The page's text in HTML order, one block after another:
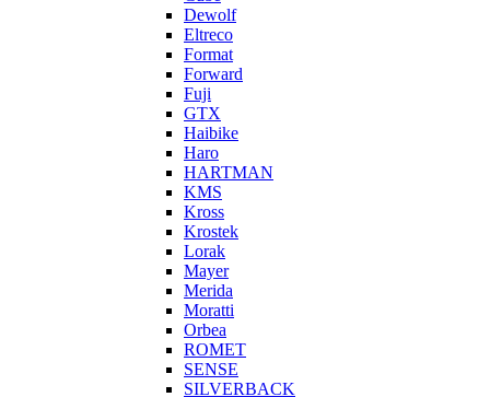
Dewolf
Eltreco
Format
Forward
Fuji
GTX
Haibike
Haro
HARTMAN
KMS
Kross
Krostek
Lorak
Mayer
Merida
Moratti
Orbea
ROMET
SENSE
SILVERBACK